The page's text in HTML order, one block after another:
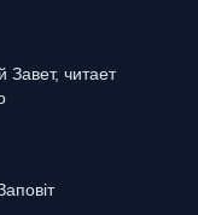
Завет, читает